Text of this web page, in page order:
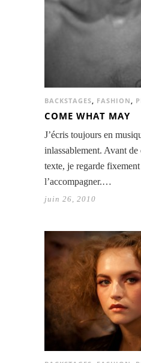
BACKSTAGES, FASHION,
COME WHAT MAY
J’écris toujours en
inlassablement. Avant
texte, je regarde
l’accompagner.…
juin 26, 2010